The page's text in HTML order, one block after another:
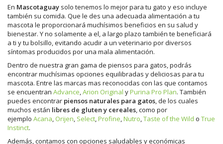
En Mascotaguay solo tenemos lo mejor para tu gato y eso incluye
también su comida. Que le des una adecuada alimentación a tu
mascota le proporcionará muchísimos beneficios en su salud y
bienestar. Y no solamente a el, a largo plazo también te beneficiará
a ti y tu bolsillo, evitando acudir a un veterinario por diversos
síntomas producidos por una mala alimentación.
Dentro de nuestra gran gama de piensos para gatos, podrás
encontrar muchísimas opciones equilibradas y deliciosas para tu
mascota. Entre las marcas mas reconocidas con las que contamos
se encuentran Advance,Arion Original yPurina Pro Plan. También
puedes encontrar piensos naturales para gatos, de los cuales
muchos están libres de gluten y cereales, como por
ejemplo Acana, Orijen, Select,Profine,Nutro,Taste of the Wild o True
Instinct.
Además, contamos con opciones saludables y económicas